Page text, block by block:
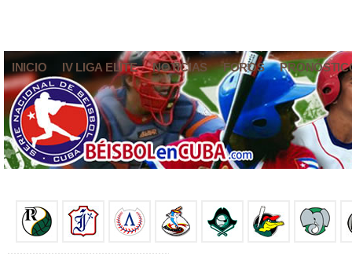
INICIO IV LIGA ELITE NOTICIAS FOROS